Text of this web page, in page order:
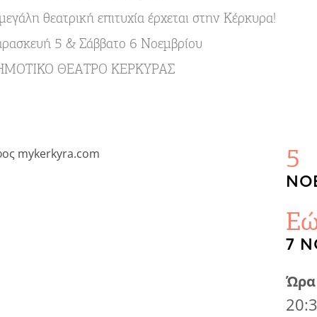
θεατρική επιτυχία έρχεται στην Κέρκυρα!
5 & Σάββατο 6 Νοεμβρίου
ΘΕΑΤΡΟ ΚΕΡΚΥΡΑΣ
5
7
Ώρα